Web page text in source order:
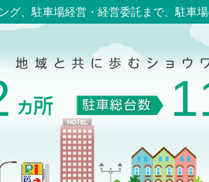
グ、駐車場経営・経営委託まで、駐車